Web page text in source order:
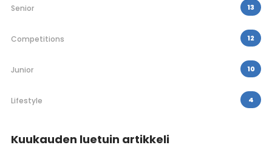
Senior 13
Competitions 12
Junior 10
Lifestyle 4
Kuukauden luetuin artikkeli